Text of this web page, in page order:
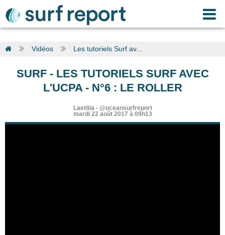
Vidéos Les tutoriels Surf av...
SURF- LES TUTORIELS SURF AVEC
L'UCPA - N°6 : LE ROLLER
Laetitia- @oceansurfreport
mardi 22 août 2017 à 09h13